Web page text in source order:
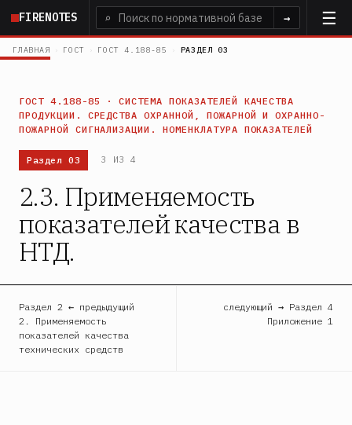
Перейти
основному
FIRENOTES ⌕ →
ГЛАВНАЯ › ГОСТ › ГОСТ 4.188-85 › РАЗДЕЛ 03
ГОСТ 4.188-85 · СИСТЕМА ПОКАЗАТЕЛЕЙ КАЧЕСТВА
ПРОДУКЦИИ. СРЕДСТВА ОХРАННОЙ, ПОЖАРНОЙ И ОХРАННО-
ПОЖАРНОЙ СИГНАЛИЗАЦИИ. НОМЕНКЛАТУРА ПОКАЗАТЕЛЕЙ
Раздел 03 3 ИЗ 4
2.3. Применяемость
показателей качества в
НТД.
Раздел 2 ← предыдущий
2. Применяемость
показателей качества
технических средств
следующий → Раздел 4
Приложение 1